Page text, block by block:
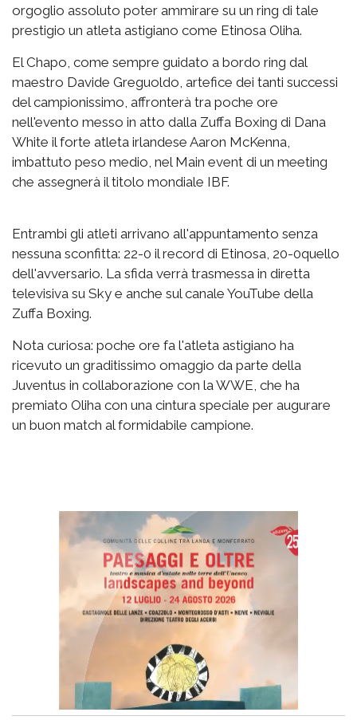
orgoglio assoluto poter ammirare su un ring di tale
prestigio un atleta astigiano come Etinosa Oliha.
El Chapo, come sempre guidato a bordo ring dal
maestro Davide Greguoldo, artefice dei tanti successi
del campionissimo, affronterà tra poche ore
nell'evento messo in atto dalla Zuffa Boxing di Dana
White il forte atleta irlandese Aaron McKenna,
imbattuto peso medio, nel Main event di un meeting
che assegnerà il titolo mondiale IBF.
Entrambi gli atleti arrivano all'appuntamento senza
nessuna sconfitta: 22-0 il record di Etinosa, 20-0quello
dell'avversario. La sfida verrà trasmessa in diretta
televisiva su Sky e anche sul canale YouTube della
Zuffa Boxing.
Nota curiosa: poche ore fa l'atleta astigiano ha
ricevuto un graditissimo omaggio da parte della
Juventus in collaborazione con la WWE, che ha
premiato Oliha con una cintura speciale per augurare
un buon match al formidabile campione.